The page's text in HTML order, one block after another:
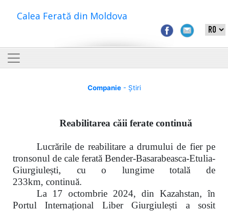
Calea Ferată din Moldova
Companie- Știri
Reabilitarea căii ferate continuă
Lucrările de reabilitare a drumului de fier pe
tronsonul de cale ferată Bender-Basarabeasca-Etulia-
Giurgiulești, cu o lungime totală de
233km, continuă.
La 17 octombrie 2024,din Kazahstan, în
Portul Internațional Liber Giurgiulești a sosit